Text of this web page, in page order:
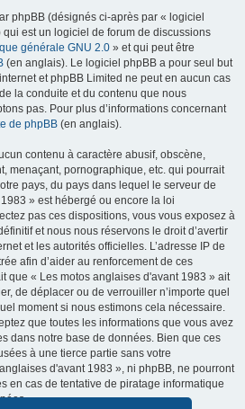
phpBB (désignés ci-après par « logiciel
est un logiciel de forum de discussions
générale GNU 2.0 » et qui peut être
(en anglais). Le logiciel phpBB a pour seul but
et phpBB Limited ne peut en aucun cas
la conduite et du contenu que nous
pas. Pour plus d’informations concernant
de phpBB (en anglais).
contenu à caractère abusif, obscène,
menaçant, pornographique, etc. qui pourrait
pays, du pays dans lequel le serveur de
» est hébergé ou encore la loi
pas ces dispositions, vous vous exposez à
et nous nous réservons le droit d’avertir
et les autorités officielles. L’adresse IP de
afin d’aider au renforcement de ces
que « Les motos anglaises d'avant 1983 » ait
de déplacer ou de verrouiller n’importe quel
moment si nous estimons cela nécessaire.
que toutes les informations que vous avez
dans notre base de données. Bien que ces
à une tierce partie sans votre
d'avant 1983 », ni phpBB, ne pourront
en cas de tentative de piratage informatique